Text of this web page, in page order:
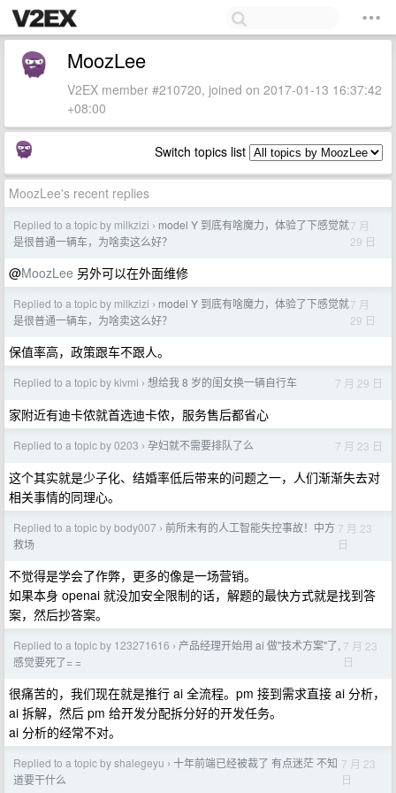
MoozLee
V2EX member #210720, joined on 2017-01-13 16:37:42
+08:00
Switch topics list
MoozLee's recent replies
Replied to a topic by milkzizi › model Y 到底有啥魔力，体验了下感觉就
是很普通一辆车，为啥卖这么好？
7 月
29 日
@MoozLee 另外可以在外面维修
Replied to a topic by milkzizi › model Y 到底有啥魔力，体验了下感觉就
是很普通一辆车，为啥卖这么好？
7 月
29 日
保值率高，政策跟车不跟人。
Replied to a topic by kivmi › 想给我 8 岁的闺女换一辆自行车 7 月 29 日
家附近有迪卡侬就首选迪卡侬，服务售后都省心
Replied to a topic by 0203 › 孕妇就不需要排队了么 7 月 23 日
这个其实就是少子化、结婚率低后带来的问题之一，人们渐渐失去对
相关事情的同理心。
Replied to a topic by body007 › 前所未有的人工智能失控事故！中方
救场
7 月 23
日
不觉得是学会了作弊，更多的像是一场营销。
如果本身 openai 就没加安全限制的话，解题的最快方式就是找到答
案，然后抄答案。
Replied to a topic by 123271616 › 产品经理开始用 ai 做"技术方案"了,
感觉要死了= =
7 月 23
日
很痛苦的，我们现在就是推行 ai 全流程。pm 接到需求直接 ai 分析，
ai 拆解，然后 pm 给开发分配拆分好的开发任务。
ai 分析的经常不对。
Replied to a topic by shalegeyu › 十年前端已经被裁了 有点迷茫 不知
道要干什么
7 月 23
日